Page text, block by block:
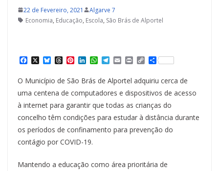
22 de Fevereiro, 2021
Algarve 7
Economia, Educação, Escola, São Brás de Alportel
a
c
e
b
o
o
k
X B
e
s
k
y
T
h
e
a
d
s
P
t
e
r
e
s
t
L
n
k
e
d
I
n
W
h
a
t
s
A
p
p
T
e
l
e
g
r
a
m
E
m
a
i
l
P
n
t
C
o
y
L
i
n
k
S
h
r
e
O Município de São Brás de Alportel adquiriu cerca de
uma centena de computadores e dispositivos de acesso
à internet para garantir que todas as crianças do
concelho têm condições para estudar à distância durante
os períodos de confinamento para prevenção do
contágio por COVID-19.
Mantendo a educação como área prioritária de